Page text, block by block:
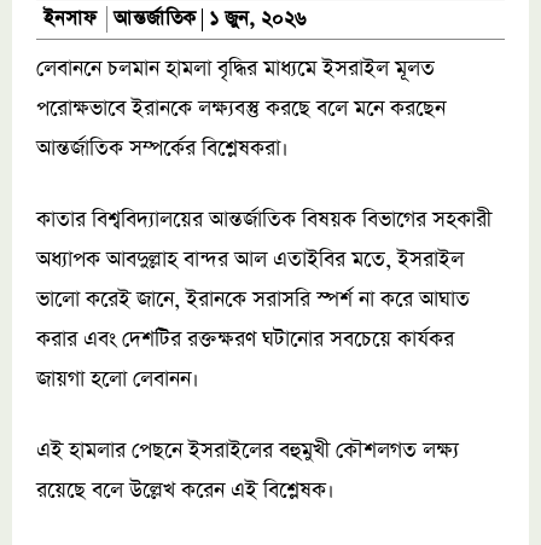
ইনসাফ আন্তর্জাতিক ১ জুন, ২০২৬
লেবাননে চলমান হামলা বৃদ্ধির মাধ্যমে ইসরাইল মূলত
পরোক্ষভাবে ইরানকে লক্ষ্যবস্তু করছে বলে মনে করছেন
আন্তর্জাতিক সম্পর্কের বিশ্লেষকরা।
কাতার বিশ্ববিদ্যালয়ের আন্তর্জাতিক বিষয়ক বিভাগের সহকারী
অধ্যাপক আবদুল্লাহ বান্দর আল এতাইবির মতে, ইসরাইল
ভালো করেই জানে, ইরানকে সরাসরি স্পর্শ না করে আঘাত
করার এবং দেশটির রক্তক্ষরণ ঘটানোর সবচেয়ে কার্যকর
জায়গা হলো লেবানন।
এই হামলার পেছনে ইসরাইলের বহুমুখী কৌশলগত লক্ষ্য
রয়েছে বলে উল্লেখ করেন এই বিশ্লেষক।